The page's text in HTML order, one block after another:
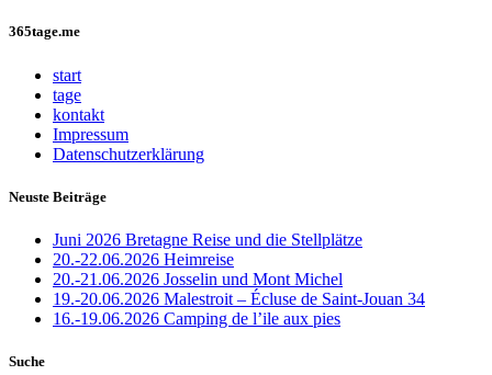
365tage.me
start
tage
kontakt
Impressum
Datenschutzerklärung
Neuste Beiträge
Juni 2026 Bretagne Reise und die Stellplätze
20.-22.06.2026 Heimreise
20.-21.06.2026 Josselin und Mont Michel
19.-20.06.2026 Malestroit – Écluse de Saint-Jouan 34
16.-19.06.2026 Camping de l’ile aux pies
Suche